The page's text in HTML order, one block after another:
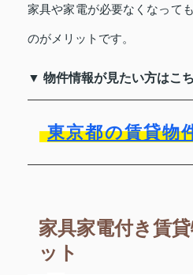
家具や家電が必要なくなって
のがメリットです。
▼ 物件情報が見たい方はこ
東京都の賃貸物
家具家電付き賃
ット